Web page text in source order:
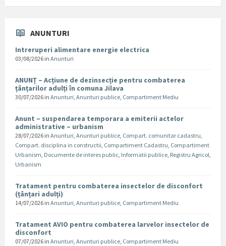
ANUNTURI
Intreruperi alimentare energie electrica
03/08/2026 in Anunturi
ANUNȚ – Acțiune de dezinsecție pentru combaterea
țânțarilor adulți în comuna Jilava
30/07/2026 in Anunturi, Anunturi publice, Compartiment Mediu
Anunt – suspendarea temporara a emiterii actelor
administrative – urbanism
28/07/2026 in Anunturi, Anunturi publice, Compart. comunitar cadastru,
Compart. disciplina in constructii, Compartiment Cadastru, Compartiment
Urbanism, Documente de interes public, Informatii publice, Registru Agricol,
Urbanism
Tratament pentru combaterea insectelor de disconfort
(țânțari adulți)
14/07/2026 in Anunturi, Anunturi publice, Compartiment Mediu
Tratament AVIO pentru combaterea larvelor insectelor de
disconfort
07/07/2026 in Anunturi, Anunturi publice, Compartiment Mediu